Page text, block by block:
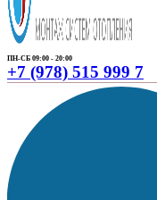
ПН-СБ 09:00 - 20:00
+7 (978) 515 999 7